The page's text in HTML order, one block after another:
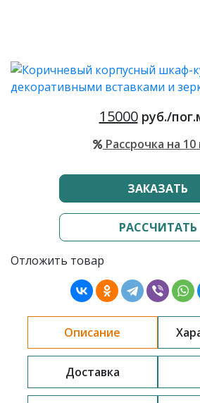
15000руб./
Рассрочка на 10
ЗАКАЗАТЬ
РАССЧИТАТЬ
Отложить товар
Описание
Доставка